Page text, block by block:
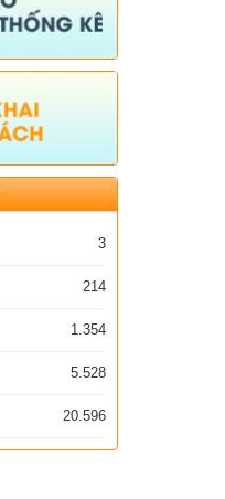
3
214
1.354
5.528
20.596